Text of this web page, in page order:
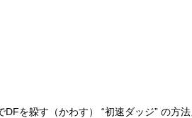
を躱す（かわす） “初速ダッジ” の方法